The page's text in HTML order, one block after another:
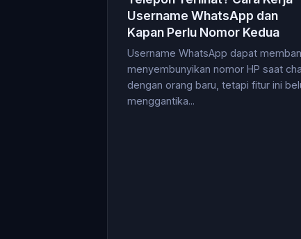
Username WhatsApp dan
Kapan Perlu Nomor Kedua
Username WhatsApp dapat
menyembunyikan nomor HP saat
dengan orang baru, tetapi fitur ini
menggantika...